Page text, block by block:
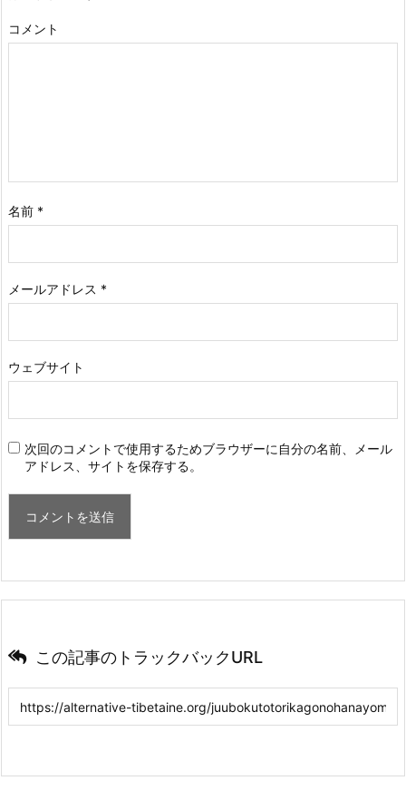
コメント
名前 *
メールアドレス *
ウェブサイト
次回のコメントで使用するためブラウザーに自分の名前、メール
アドレス、サイトを保存する。
この記事のトラックバックURL